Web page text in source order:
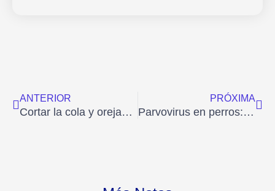
ANTERIOR
Cortar la cola y orejas a los perros ¿Sí o no?
PRÓXIMA
Parvovirus en perros: ¿Qué es y cómo prevenirlo?